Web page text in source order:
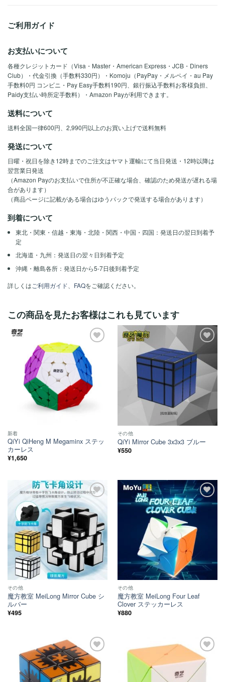
ご利用ガイド
お支払いについて
各種クレジットカード（Visa・Master・American Express・JCB・Diners
Club）・代金引換（手数料330円）・Komoju（PayPay・メルペイ・au Pay
手数料0円 コンビニ・Pay Easy手数料190円、銀行振込手数料お客様負担、
Paidy支払い時所定手数料）・Amazon Payが利用できます。
送料について
送料全国一律600円、2,990円以上のお買い上げで送料無料
発送について
日曜・祝日を除き12時までのご注文はヤマト運輸にて当日発送・12時以降は
翌営業日発送
（Amazon Payのお支払いで住所が不正確な場合、確認のため発送が遅れる場
合があります）
（商品ページに記載がある場合はゆうパックで発送する場合があります）
到着について
東北・関東・信越・東海・北陸・関西・中国・四国：発送日の翌日到着予
定
北海道・九州：発送日の翌々日到着予定
沖縄・離島各所：発送日から5-7日後到着予定
詳しくはご利用ガイド FAQをご確認ください。
この商品を見たお客様はこれも見ています
新着
QiYi QiHeng M Megaminx ステッ
カーレス
¥1,650
その他
QiYi Mirror Cube 3x3x3 ブルー
¥550
い！
その他
魔方教室 MeiLong Mirror Cube シ
ルバー
¥495
ほし
その他
魔方教室 MeiLong Four Leaf
Clover ステッカーレス
¥880
ほし
い！
ほし
い！